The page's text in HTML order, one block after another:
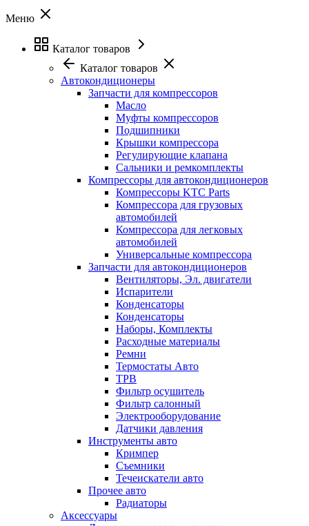
Меню
Каталог товаров
Каталог товаров
Автокондиционеры
Запчасти для компрессоров
Масло
Муфты компрессоров
Подшипники
Крышки компрессора
Регулирующие клапана
Сальники и ремкомплекты
Компрессоры для автокондиционеров
Компрессоры KTC Parts
Компрессора для грузовых
автомобилей
Компрессора для легковых
автомобилей
Универсальные компрессора
Запчасти для автокондиционеров
Вентиляторы, Эл. двигатели
Испарители
Конденсаторы
Конденсаторы
Наборы, Комплекты
Расходные материалы
Ремни
Термостаты Авто
ТРВ
Фильтр осушитель
Фильтр салонный
Электрооборудование
Датчики давления
Инструменты авто
Кримпер
Съемники
Течеискатели авто
Прочее авто
Радиаторы
Аксессуары